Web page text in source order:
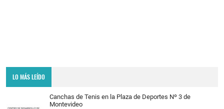
LO MÁS LEÍDO
Canchas de Tenis en la Plaza de Deportes Nº 3 de
Montevideo